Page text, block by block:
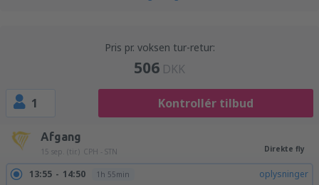
Pris pr. voksen tur-retur:
506 DKK
1 Kontrollér tilbud
Afgang
15 sep. (tir.) CPH - STN Direkte fly
13:55 14:50 1h 55min oplysninger